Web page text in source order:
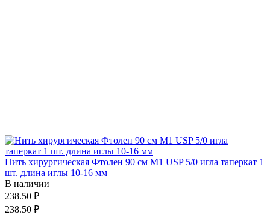
Нить хирургическая Фтолен 90 см М1 USP 5/0 игла таперкат 1
шт. длина иглы 10-16 мм
В наличии
238.50 ₽
238.50 ₽